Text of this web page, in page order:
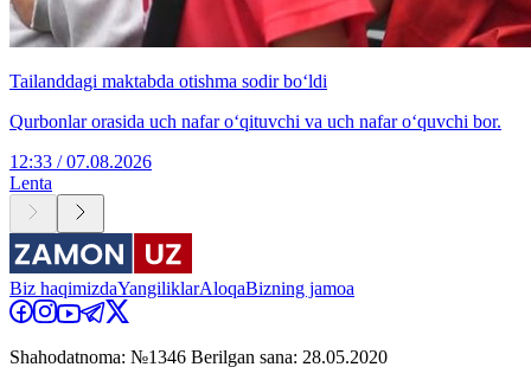
Tailanddagi maktabda otishma sodir bo‘ldi
Qurbonlar orasida uch nafar o‘qituvchi va uch nafar o‘quvchi bor.
12:33 / 07.08.2026
Lenta
Biz haqimizdaYangiliklarAloqaBizning jamoa
Shahodatnoma: №1346 Berilgan sana: 28.05.2020